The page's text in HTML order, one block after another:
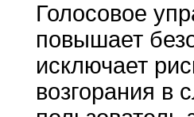
Голосовое
повышает
исключает
возгорания в